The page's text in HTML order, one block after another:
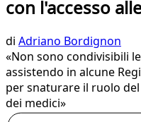
con l'accesso
di Adriano Bordignon
«Non sono condivisibili
assistendo in alcune
per snaturare il ruolo
dei medici»